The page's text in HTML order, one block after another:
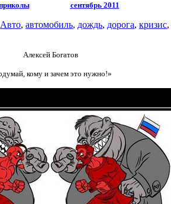
сентябрь 2011
Авто, автомобиль, дождь, дорога, кризис,
Алексей Богатов
кому и зачем это нужно!»